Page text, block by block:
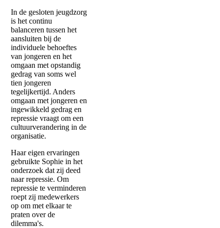
In de gesloten jeugdzorg
is het continu
balanceren tussen het
aansluiten bij de
individuele behoeftes
van jongeren en het
omgaan met opstandig
gedrag van soms wel
tien jongeren
tegelijkertijd. Anders
omgaan met jongeren en
ingewikkeld gedrag en
repressie vraagt om een
cultuurverandering in de
organisatie.
Haar eigen ervaringen
gebruikte Sophie in het
onderzoek dat zij deed
naar repressie. Om
repressie te verminderen
roept zij medewerkers
op om met elkaar te
praten over de
dilemma's.